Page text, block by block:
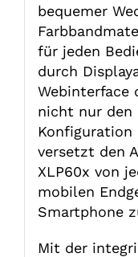
bequemer
für jeden
durch
Webinterface
nicht nur den
Konfiguration
versetzt den
XLP60x von
mobilen
Smartphone
Mit der